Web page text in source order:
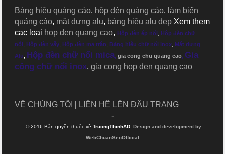
Bảng hiệu quảng cáo, hộp đèn quảng cáo, làm biển
quảng cáo, mặt dựng alu, bảng hiệu alu đẹp Xem them
cac loai hop den quang cao, Hộp đèn ép nổi, Hộp đèn chữ
nổi, Hộp đèn vẫy, Hộp đèn ma trận, Bảng hiệu chữ nổi inox, Mặt dựng
Alu, Hộp đèn chữ nổi mica,gia cong chu quang cao, Gia
công chữ nổi inox,gia cong hop den quang cao
VỀ CHÚNG TÔI LIÊN HỆ LÊN ĐẦU TRANG
-
© 2016 Bản quyền thuộc về TruongThinhAD. Design and development by
WebChuanSeoOfficial